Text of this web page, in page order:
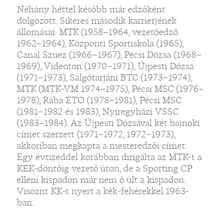
Néhány héttel később már edzőként
dolgozott. Sikeres második karrierjének
állomásai: MTK (1958–1964, vezetőedző
1962–1964), Központi Sportiskola (1965),
Canal Szuez (1966–1967), Pécsi Dózsa (1968–
1969), Videoton (1970–1971), Újpesti Dózsa
(1971–1973), Salgótarjáni BTC (1973–1974),
MTK (MTK-VM 1974–1975), Pécsi MSC (1976–
1978), Rába ETO (1978–1981), Pécsi MSC
(1981–1982 és 1983), Nyíregyházi VSSC
(1983–1984). Az Újpesti Dózsával két bajnoki
címet szerzett (1971–1972, 1972–1973),
akkoriban megkapta a mesteredzői címet.
Egy évtizeddel korábban dirigálta az MTK-t a
KEK-döntőig vezető úton, de a Sporting CP
elleni kispadon már nem ő ült a kispadon.
Visoznt KK-t nyert a kék-fehérekkel 1963-
ban.